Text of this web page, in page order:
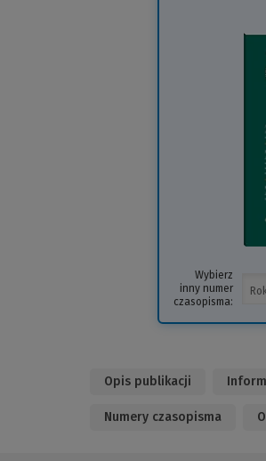
Wybierz
inny numer
czasopisma:
Opis publikacji
Numery czasopisma